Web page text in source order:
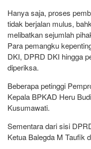
Hanya saja, proses
tidak berjalan mulus,
melibatkan sejumlah
Para pemangku
DKI, DPRD DKI hingga
diperiksa.
Beberapa petinggi
Kepala BPKAD Heru
Kusumawati.
Sementara dari sisi
Ketua Balegda M Taufik